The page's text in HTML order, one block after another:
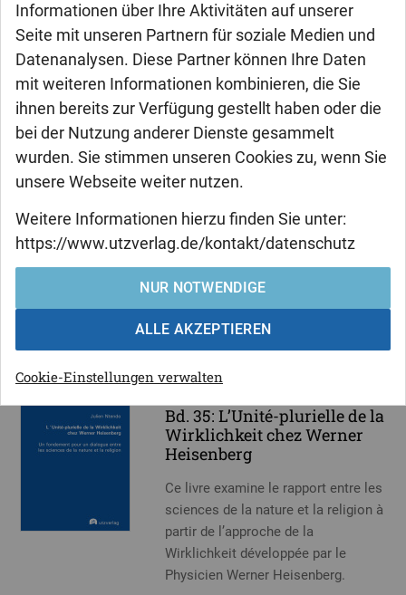
Informationen über Ihre Aktivitäten auf unserer
Seite mit unseren Partnern für soziale Medien und
Datenanalysen. Diese Partner können Ihre Daten
mit weiteren Informationen kombinieren, die Sie
ihnen bereits zur Verfügung gestellt haben oder die
bei der Nutzung anderer Dienste gesammelt
wurden. Sie stimmen unseren Cookies zu, wenn Sie
unsere Webseite weiter nutzen.
Weitere Informationen hierzu finden Sie unter:
https://www.utzverlag.de/kontakt/datenschutz
NUR NOTWENDIGE
ALLE AKZEPTIEREN
Cookie-Einstellungen verwalten
LMU München; Prof. Dr. Siegbert Peetz, PH
Weingarten; und Prof. Dr. Bernhard Lauth, LMU
München
Adret Claudel Bakatoula
Bd. 36: Critique
heideggérienne du
christianisme
La méconnaissance de la pensée
heideggérienne a suscité souvent
des malentendus ou des quid pro
quod.
Mehr erfahren
Julien Ntendo
Bd. 35: L’Unité-plurielle de la
Wirklichkeit chez Werner
Heisenberg
Ce livre examine le rapport entre les
sciences de la nature et la religion à
partir de l’approche de la
Wirklichkeit développée par le
Physicien Werner Heisenberg.